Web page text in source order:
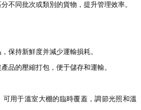
不同批次或類別的貨物，提升管理效率。
保持新鮮度并減少運輸損耗。
品的壓縮打包，便于儲存和運輸。
可用于溫室大棚的臨時覆蓋，調節光照和溫